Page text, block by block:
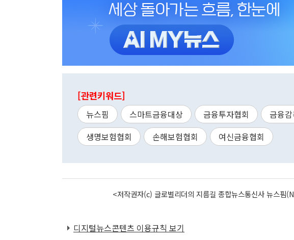
[관련키워드]
뉴스핌 스마트금융대상 금융투자협회 금융
생명보험협회
손해보험협회 여신금융협회
<저작권자(c) 글로벌리더의 지름길 종합뉴스통신사 뉴스
디지털뉴스콘텐츠 이용규칙 보기